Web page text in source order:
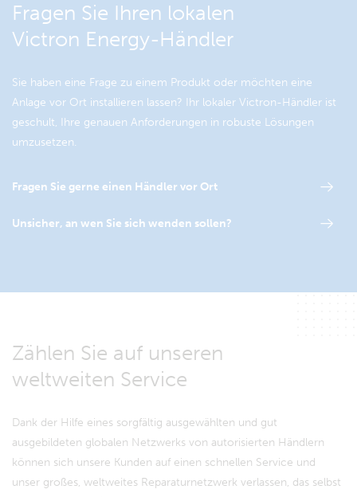
Fragen Sie Ihren lokalen
Victron Energy-Händler
Sie haben eine Frage zu einem Produkt oder möchten eine
Anlage vor Ort installieren lassen? Ihr lokaler Victron-Händler ist
geschult, Ihre genauen Anforderungen in robuste Lösungen
umzusetzen.
Fragen Sie gerne einen Händler vor Ort
Unsicher, an wen Sie sich wenden sollen?
Zählen Sie auf unseren
weltweiten Service
Dank der Hilfe eines sorgfältig ausgewählten und gut
ausgebildeten globalen Netzwerks von autorisierten Händlern
können sich unsere Kunden auf einen schnellen Service und
unser großes, weltweites Reparaturnetzwerk verlassen, das selbst